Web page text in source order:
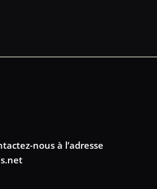
nous à l’adresse